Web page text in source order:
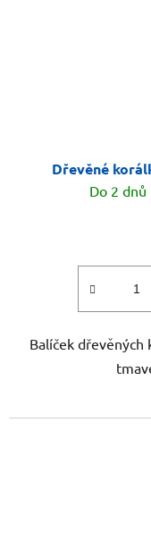
Dřevěné
Do 2
Balíček dřevěných